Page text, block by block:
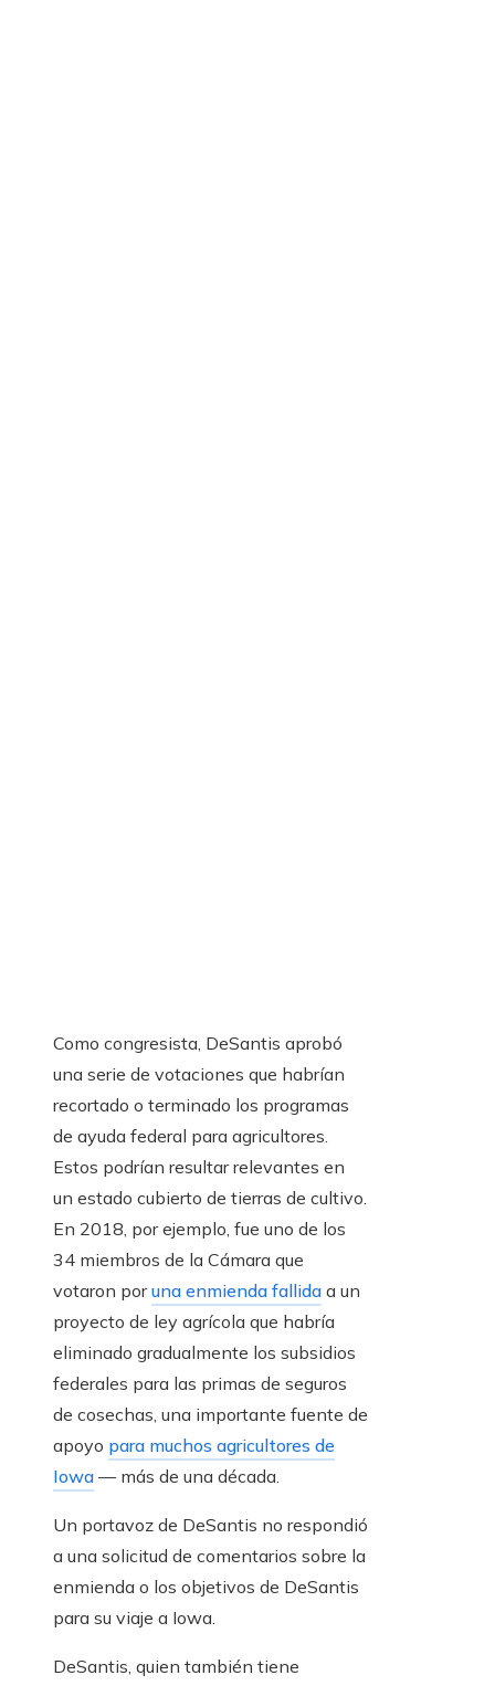
Como congresista, DeSantis aprobó
una serie de votaciones que habrían
recortado o terminado los programas
de ayuda federal para agricultores.
Estos podrían resultar relevantes en
un estado cubierto de tierras de cultivo.
En 2018, por ejemplo, fue uno de los
34 miembros de la Cámara que
votaron poruna enmienda fallida a un
proyecto de ley agrícola que habría
eliminado gradualmente los subsidios
federales para las primas de seguros
de cosechas, una importante fuente de
apoyo para muchos agricultores de
Iowa — más de una década.
Un portavoz de DeSantis no respondió
a una solicitud de comentarios sobre la
enmienda o los objetivos de DeSantis
para su viaje a Iowa.
DeSantis, quien también tiene